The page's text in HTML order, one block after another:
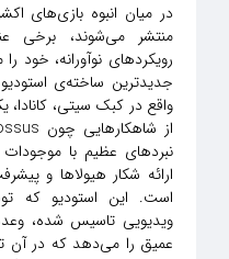
در میان انبوه بازی‌های
منتشر می‌شوند، برخی
واقع در کبک سیتی،
ارائه شکار هیولاها و
است. این استودیو که
ویدیویی تاسیس شده،
عمیق را می‌دهد که در آن